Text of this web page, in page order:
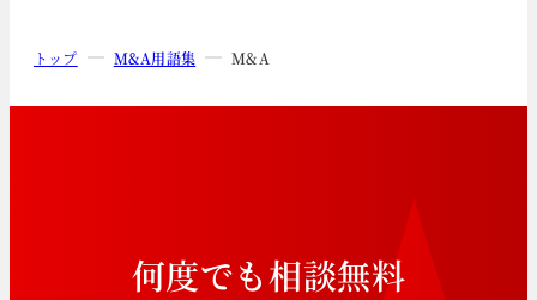
トップ M&A用語集 M&A
何度でも相談無料